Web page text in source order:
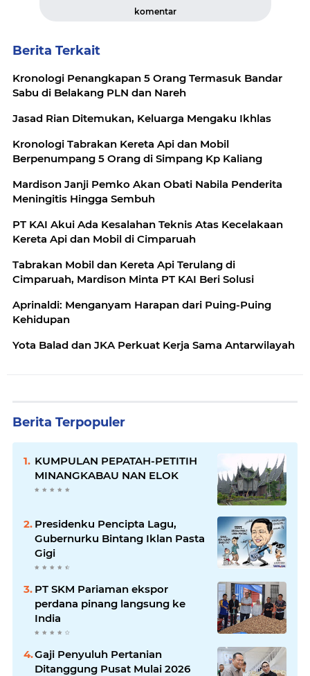
komentar
Berita Terkait
Kronologi Penangkapan 5 Orang Termasuk Bandar
Sabu di Belakang PLN dan Nareh
Jasad Rian Ditemukan, Keluarga Mengaku Ikhlas
Kronologi Tabrakan Kereta Api dan Mobil
Berpenumpang 5 Orang di Simpang Kp Kaliang
Mardison Janji Pemko Akan Obati Nabila Penderita
Meningitis Hingga Sembuh
PT KAI Akui Ada Kesalahan Teknis Atas Kecelakaan
Kereta Api dan Mobil di Cimparuah
Tabrakan Mobil dan Kereta Api Terulang di
Cimparuah, Mardison Minta PT KAI Beri Solusi
Aprinaldi: Menganyam Harapan dari Puing-Puing
Kehidupan
Yota Balad dan JKA Perkuat Kerja Sama Antarwilayah
Berita Terpopuler
KUMPULAN PEPATAH-PETITIH
MINANGKABAU NAN ELOK
Presidenku Pencipta Lagu,
Gubernurku Bintang Iklan Pasta
Gigi
PT SKM Pariaman ekspor
perdana pinang langsung ke
India
Gaji Penyuluh Pertanian
Ditanggung Pusat Mulai 2026